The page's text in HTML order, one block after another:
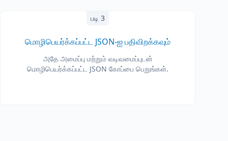
படி 3
மொழிபெயர்க்கப்பட்ட JSON-ஐ பதிவிறக்கவும்
அதே அமைப்பு மற்றும் வடிவமைப்புடன்
மொழிபெயர்க்கப்பட்ட JSON கோப்பை பெறுங்கள்.